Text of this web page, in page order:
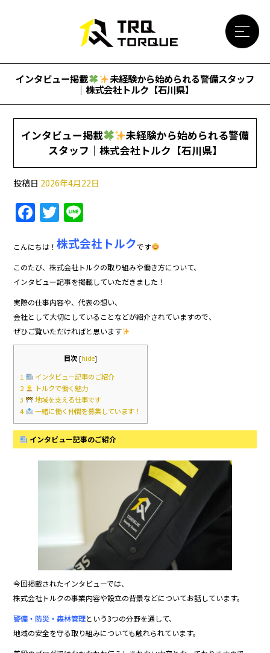
インタビュー掲載
未経験から始められる警備スタッフ
｜株式会社トルク【石川県】
インタビュー掲載
未経験から始められる警備
スタッフ｜株式会社トルク【石川県】
投稿日 2026年4月22日
F
a
c
e
b
o
o
k
T
w
itt
er
n
e
こんにちは！株式会社トルクです
このたび、株式会社トルクの取り組みや働き方について、
インタビュー記事を掲載していただきました！
実際の仕事内容や、代表の想い、
会社として大切にしていることなどが紹介されていますので、
ぜひご覧いただければと思います
目次 [hide]
1
インタビュー記事のご紹介
2
トルクで働く魅力
3
地域を支える仕事です
4
一緒に働く仲間を募集しています！
インタビュー記事のご紹介
今回掲載されたインタビューでは、
株式会社トルクの事業内容や設立の背景などについてお話しています。
警備・防災・森林管理という3つの分野を通して、
地域の安全を守る取り組みについても触れられています。